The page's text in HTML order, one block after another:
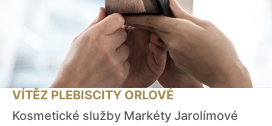
VÍTĚZ PLEBISCITY ORLOVÉ
Kosmetické služby Markéty Jarolímové